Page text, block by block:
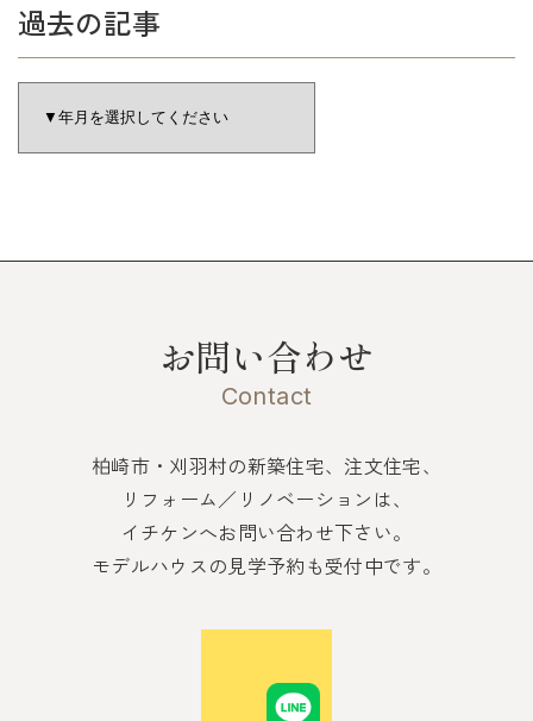
過去の記事
お問い合わせ
Contact
柏崎市・刈羽村の新築住宅、注文住宅、
リフォーム／リノベーションは、
イチケンへお問い合わせ下さい。
モデルハウスの見学予約も受付中です。